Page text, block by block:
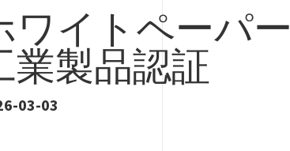
ワイトペーパー
業製品認証
03-03